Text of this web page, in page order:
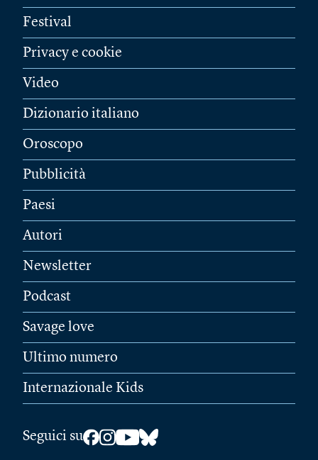
Festival
Privacy e cookie
Video
Dizionario italiano
Oroscopo
Pubblicità
Paesi
Autori
Newsletter
Podcast
Savage love
Ultimo numero
Internazionale Kids
Seguici su